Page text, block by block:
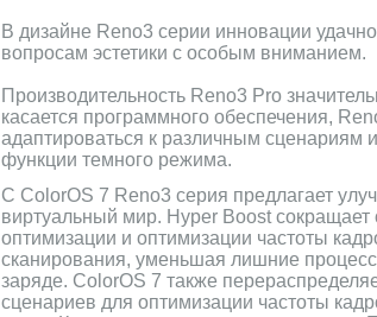
В дизайне Reno3 серии инновации
вопросам эстетики с особым вниманием.
Производительность Reno3 Pro
касается программного обеспечения,
адаптироваться к различным сценариям
функции темного режима.
С ColorOS 7 Reno3 серия предлагает
виртуальный мир. Hyper Boost сокращает
оптимизации и оптимизации частоты
сканирования, уменьшая лишние
заряде. ColorOS 7 также
сценариев для оптимизации частоты